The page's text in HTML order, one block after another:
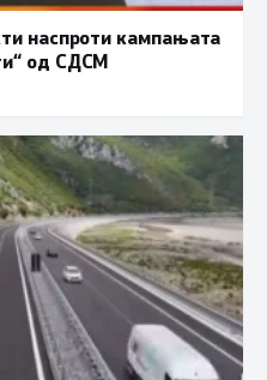
наспроти кампањата
од СДСM